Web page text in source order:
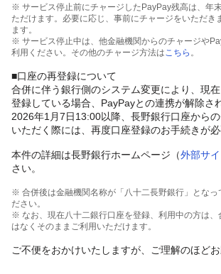
※ サービス停止前にチャージしたPayPay残高は、年
ただけます。必要に応じ、事前にチャージをいただき
ます。
※ サービス停止中は、他金融機関からのチャージや
利用ください。その他のチャージ方法はこちら 。
■口座の再登録について
合併に伴う銀行側のシステム変更により、現
登録している場合、PayPayとの連携が解除さ
2026年1月7日13:00以降、長野銀行口座から
いただく際には、再度口座登録のお手続きが必
本件の詳細は長野銀行ホームページ（外部サイ
さい。
※ 合併後は金融機関名称が「八十二長野銀行」となっ
ださい。
※ なお、現在八十二銀行口座を登録、利用中の方は、
はなくそのままご利用いただけます。
ご不便をおかけいたしますが、ご理解のほどお